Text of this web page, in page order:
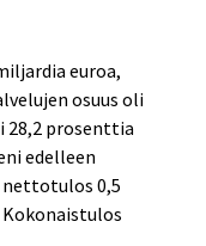
euroa,
osuus oli
28,2 prosenttia
edelleen
nettotulos 0,5